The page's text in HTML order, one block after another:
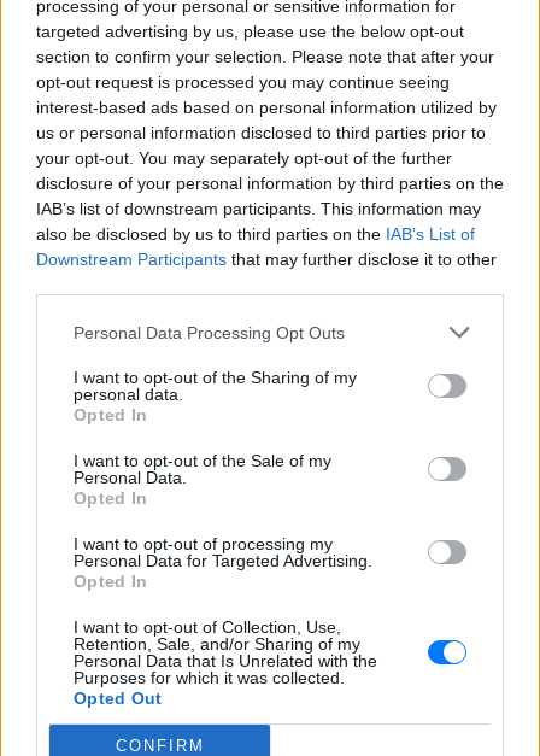
processing of your personal or sensitive information for
targeted advertising by us, please use the below opt-out
section to confirm your selection. Please note that after your
opt-out request is processed you may continue seeing
interest-based ads based on personal information utilized by
us or personal information disclosed to third parties prior to
your opt-out. You may separately opt-out of the further
disclosure of your personal information by third parties on the
IAB’s list of downstream participants. This information may
also be disclosed by us to third parties on the IAB’s List of
Downstream Participants that may further disclose it to other
Personal Data Processing Opt Outs
I want to opt-out of the Sharing of my
personal data.
Opted In
I want to opt-out of the Sale of my
Personal Data.
Opted In
I want to opt-out of processing my
Personal Data for Targeted Advertising.
Opted In
I want to opt-out of Collection, Use,
Retention, Sale, and/or Sharing of my
Personal Data that Is Unrelated with the
Purposes for which it was collected.
Opted Out
CONFIRM
ΔΕΙΤΕ ΕΠΙΣΗΣ
ΣΤΗΝ ΙΔΙΑ ΚΑΤΗΓΟΡΙΑ
Χρήστος Δάντης: «Συνάδελφοι
προσπαθούν να ξεχάσουν ότι
One""""»
ΧΤΕΣ
Ο συνθέτης μίλησε ανοιχτά για την
αχαριστία που βιώνει στον χώρο της
Νεαρός στο λιμάνι του Πειραιά:
MEGA
ΧΤΕΣ
MEGA» κατέγραψε τη διασκεδαστική
στιγμή από το λιμάνι του Πειραιά, την
Παρασκευή 7 Αυγούστου.
τις φήμες χωρισμού με τον